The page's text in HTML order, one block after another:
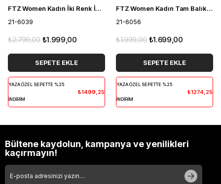
FTZ Women Kadın İki Renk İkili Takım Siyah 21-6039
21-6039
₺1.999,00
₺2.799,00
SEPETE EKLE
YAZA ÖZEL SEPETTE %25
İNDİRİM
₺1499,25
FTZ Women Kadın Tam Balıkçı İkili Takım Siyah 21-6056
21-6056
₺1.699,00
₺1.999,00
SEPETE EKLE
YAZA ÖZEL SEPETTE %25
İNDİRİM
₺1274,25
Bültene kaydolun, kampanya ve yenilikleri
kaçırmayın!